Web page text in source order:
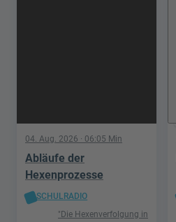
04. Aug. 2026 · 06:05 Min
Abläufe der
Hexenprozesse
SCHULRADIO
"Die Hexenverfolgung in